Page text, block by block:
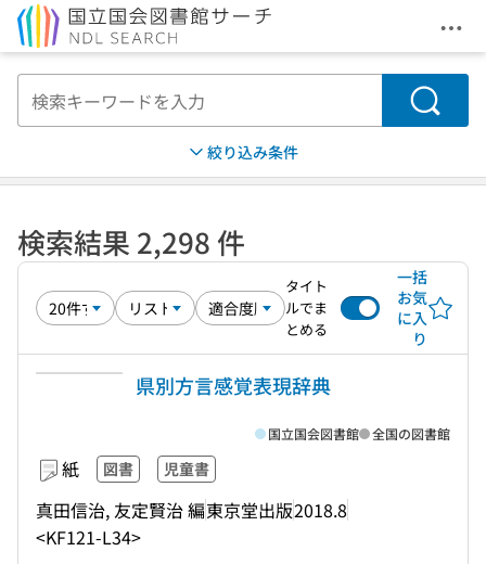
メ
検索
絞り込み条件
検索結果 2,298 件
タイト
ルでま
とめる
一括
お気
に入
り
県別方言感覚表現辞典
紙 図書 児童書
真田信治, 友定賢治 編東京堂出版2018.8
<KF121-L34>
国立国会図書館 全国の図書館